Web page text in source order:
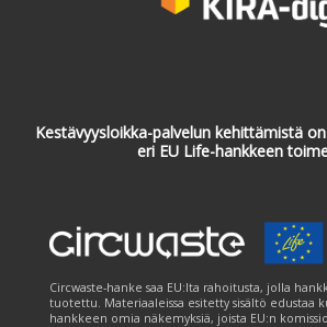
Kestävyysloikka-palvelun kehittämistä
eri EU Life-hankkeen
Circwaste-hanke saa EU:lta rahoitusta, jolla
tuotettu. Materiaaleissa esitetty sisältö edustaa
hankkeen omia näkemyksiä, joista EU:n